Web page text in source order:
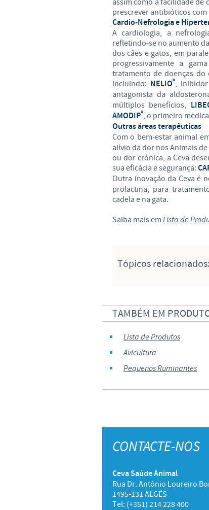
assim como a facilidade
prescrever antibióticos
Cardio-Nefrologia e
A cardiologia, a
refletindo-se no aumento
dos cães e gatos, em
progressivamente a
tratamento de doenças do
incluindo: NELIO®,
antagonista da
múltiplos benefícios,
AMODIP®, o primeiro
Outras áreas terapêuticas
Com o bem-estar animal
alívio da dor nos Animais
ou dor crónica, a Ceva
sua eficácia e segurança:
Outra inovação da Ceva é
prolactina, para
cadela e na gata.
Saiba mais em Lista de
Tópicos relacionados:
TAMBÉM EM
Lista de Produtos
Avicultura
Pequenos Ruminantes
CONTACTE-NOS
Ceva Saúde Animal
Rua Dr. António Loureiro
1495-131 ALGÉS
Tel: (+351) 214 228 400